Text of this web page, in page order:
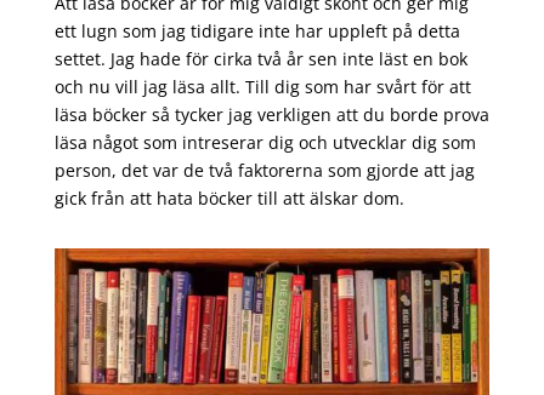
ett lugn som jag tidigare inte har uppleft på detta
settet. Jag hade för cirka två år sen inte läst en bok
och nu vill jag läsa allt. Till dig som har svårt för att
läsa böcker så tycker jag verkligen att du borde prova
läsa något som intreserar dig och utvecklar dig som
person, det var de två faktorerna som gjorde att jag
gick från att hata böcker till att älskar dom.